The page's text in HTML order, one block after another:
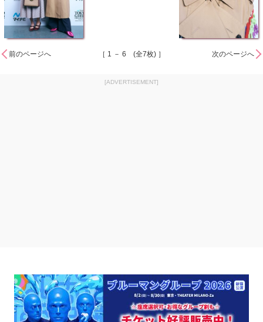
前のページへ ［ 1 － 6 (全7枚) ］ 次のページへ
[ADVERTISEMENT]